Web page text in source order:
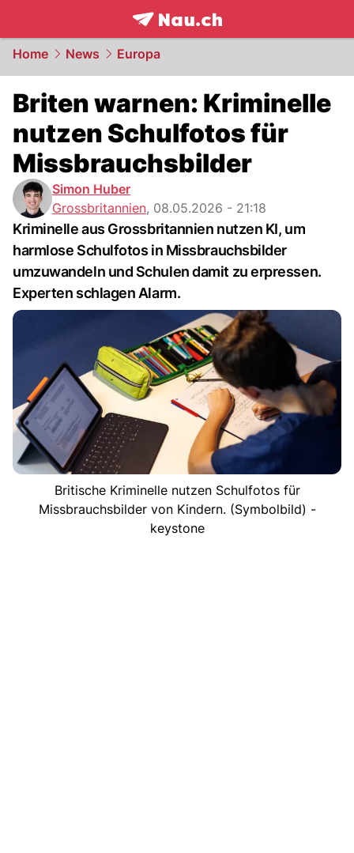
frontpage.NAU.ch
Home News Europa
Briten warnen: Kriminelle
nutzen Schulfotos für
Missbrauchsbilder
Simon Huber
Grossbritannien, 08.05.2026 - 21:18
Kriminelle aus Grossbritannien nutzen KI, um
harmlose Schulfotos in Missbrauchsbilder
umzuwandeln und Schulen damit zu erpressen.
Experten schlagen Alarm.
Britische Kriminelle nutzen Schulfotos für
Missbrauchsbilder von Kindern. (Symbolbild) -
keystone